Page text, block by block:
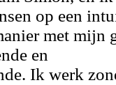
op een
met mijn
en
Ik werk